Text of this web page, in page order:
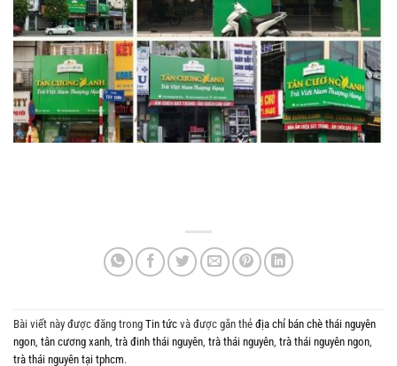
Bài viết này được đăng trong Tin tức và được gắn thẻ địa chỉ bán chè thái nguyên
ngon, tân cương xanh, trà đinh thái nguyên, trà thái nguyên, trà thái nguyên ngon,
trà thái nguyên tại tphcm.